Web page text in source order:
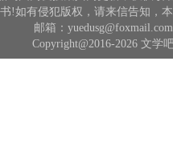
!如有侵犯版权，请来信告知，本
邮箱：yuedusg@foxmail.com
Copyright@2016-2026 文学